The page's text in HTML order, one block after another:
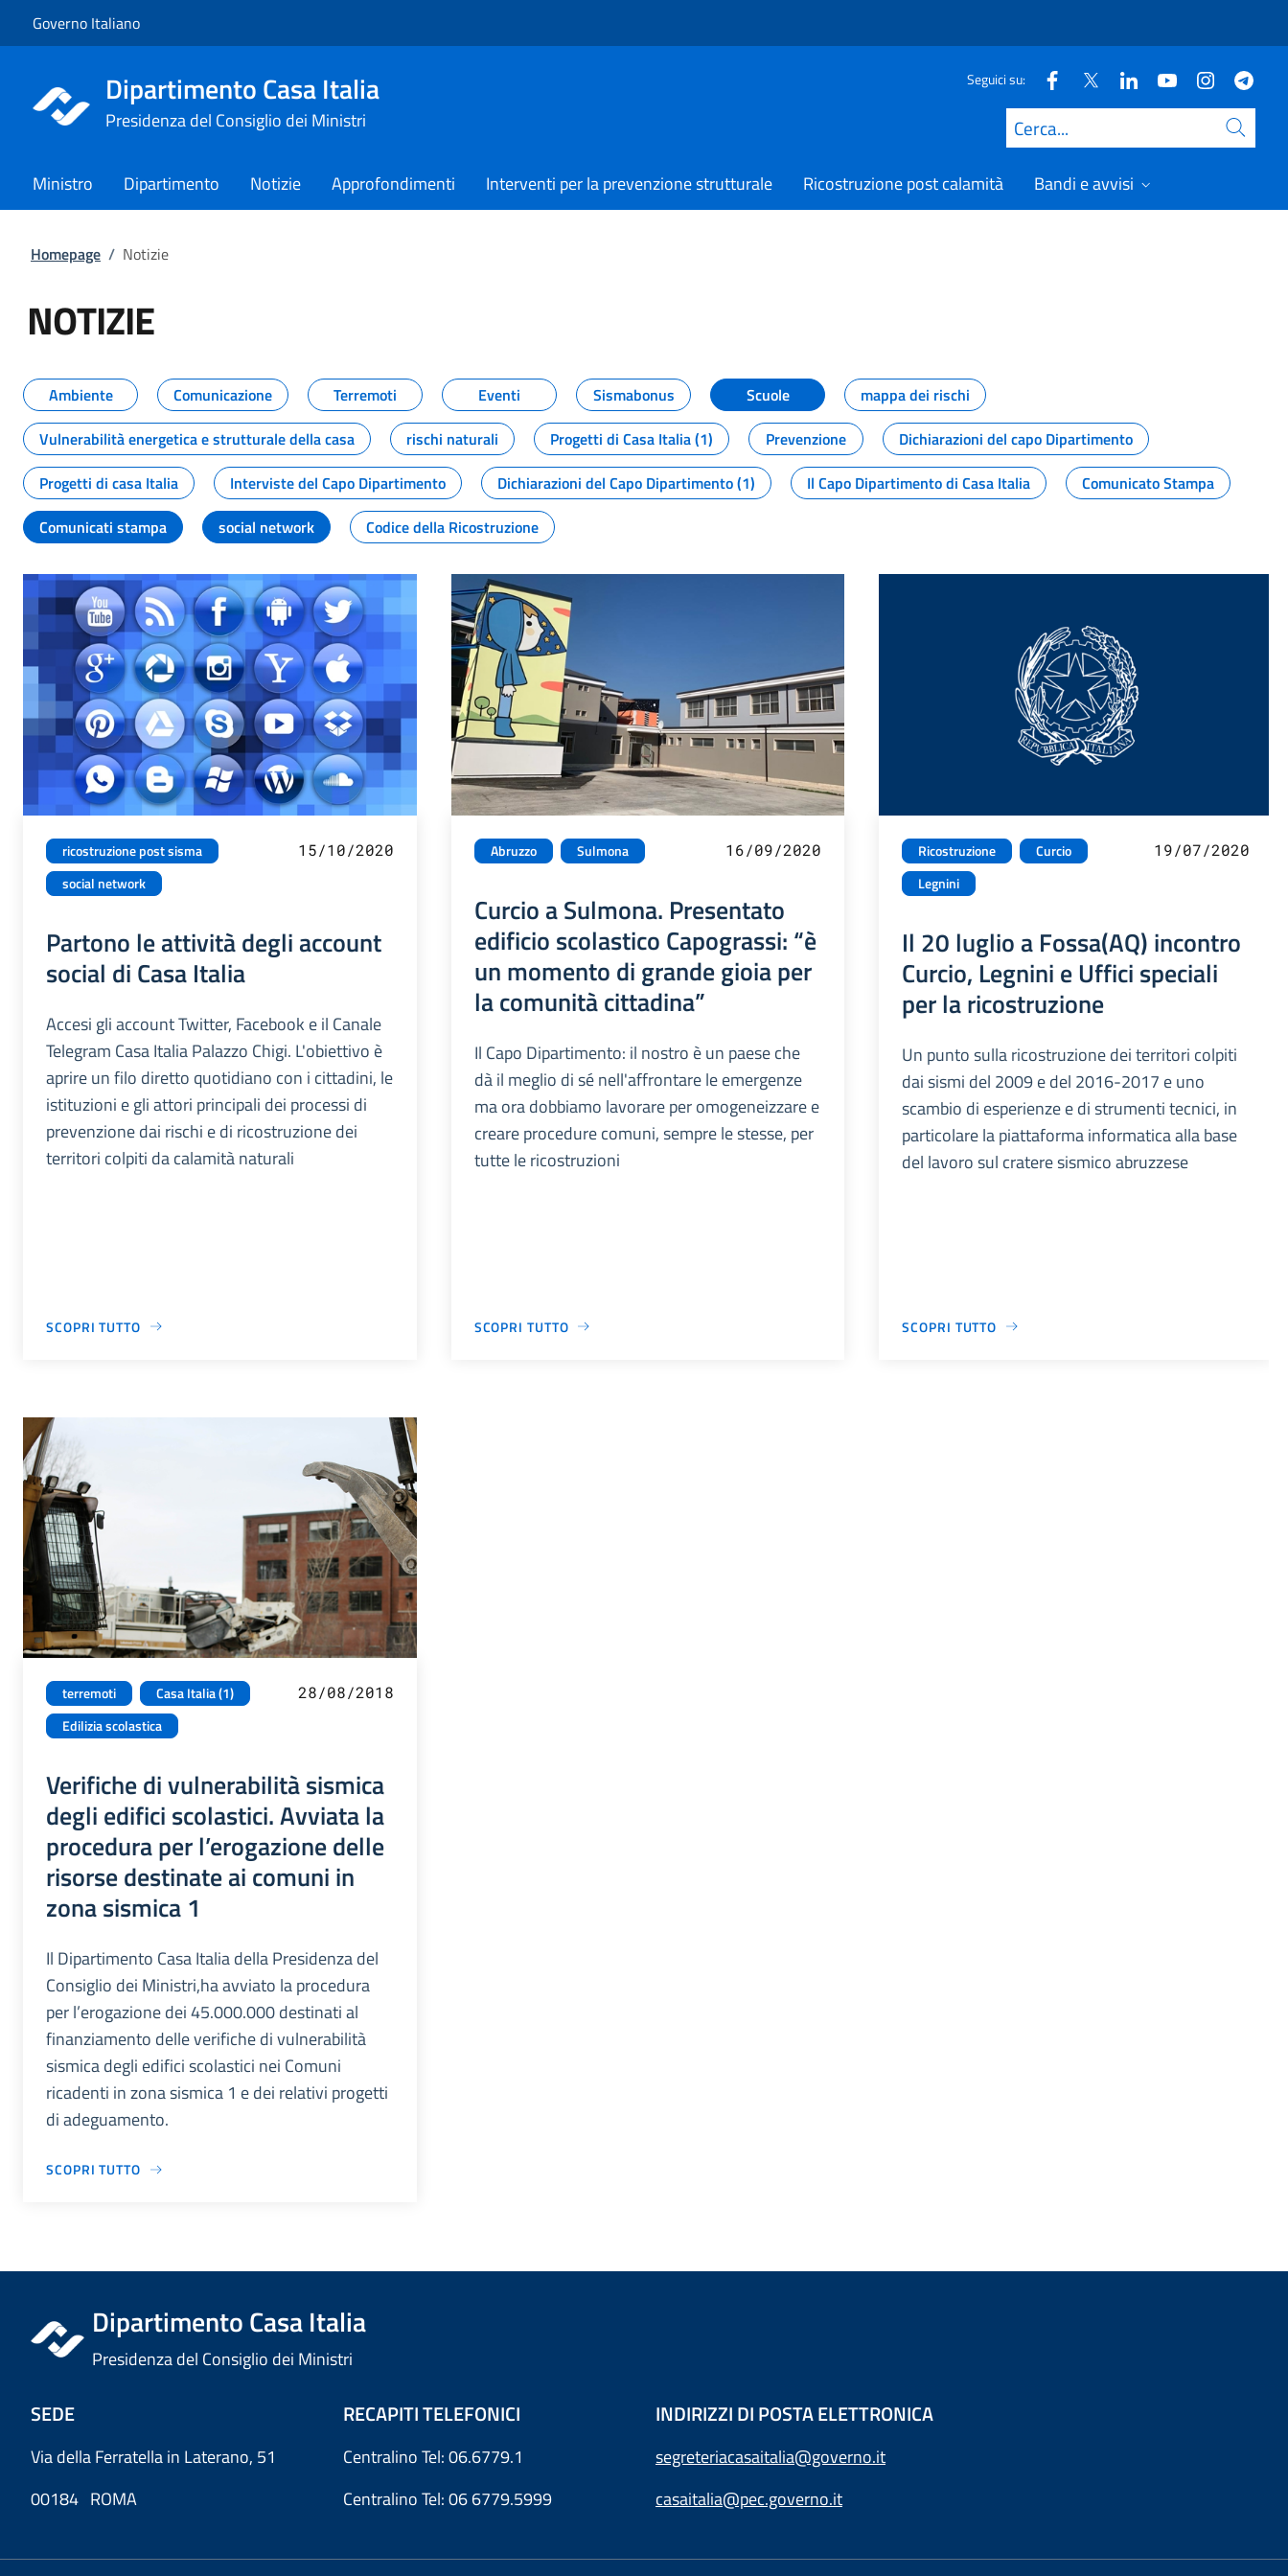
Governo Italiano
Dipartimento Casa Italia
Presidenza del Consiglio dei Ministri
Seguici su:
Cerca
Ministro Dipartimento Notizie Approfondimenti Interventi per la prevenzione strutturale Ricostruzione post calamità Bandi e avvisi
Homepage / Notizie
NOTIZIE
Tutti i contenuti della pagina NOTIZIE
Ambiente Comunicazione Terremoti Eventi Sismabonus Scuole
mappa dei rischi
Vulnerabilità energetica e strutturale della casa
rischi naturali Progetti di Casa Italia (1) Prevenzione
Dichiarazioni del capo Dipartimento
Progetti di casa Italia
Interviste del Capo Dipartimento Dichiarazioni del Capo Dipartimento (1) Il Capo Dipartimento di Casa Italia
Comunicato Stampa
Comunicati stampa
social network Codice della Ricostruzione
ricostruzione post sisma
social network
15/10/2020
Partono le attività degli account
social di Casa Italia
Accesi gli account Twitter, Facebook e il Canale
Telegram Casa Italia Palazzo Chigi. L'obiettivo è
aprire un filo diretto quotidiano con i cittadini, le
istituzioni e gli attori principali dei processi di
prevenzione dai rischi e di ricostruzione dei
territori colpiti da calamità naturali
SCOPRI TUTTO
Abruzzo Sulmona 16/09/2020
Curcio a Sulmona. Presentato
edificio scolastico Capograssi: “è
un momento di grande gioia per
la comunità cittadina”
Il Capo Dipartimento: il nostro è un paese che
dà il meglio di sé nell'affrontare le emergenze
ma ora dobbiamo lavorare per omogeneizzare e
creare procedure comuni, sempre le stesse, per
tutte le ricostruzioni
SCOPRI TUTTO
Ricostruzione
Curcio
Legnini
19/07/2020
Il 20 luglio a Fossa(AQ) incontro
Curcio, Legnini e Uffici speciali
per la ricostruzione
Un punto sulla ricostruzione dei territori colpiti
dai sismi del 2009 e del 2016-2017 e uno
scambio di esperienze e di strumenti tecnici, in
particolare la piattaforma informatica alla base
del lavoro sul cratere sismico abruzzese
SCOPRI TUTTO
terremoti
Casa Italia (1)
Edilizia scolastica
28/08/2018
Verifiche di vulnerabilità sismica
degli edifici scolastici. Avviata la
procedura per l’erogazione delle
risorse destinate ai comuni in
zona sismica 1
Il Dipartimento Casa Italia della Presidenza del
Consiglio dei Ministri,ha avviato la procedura
per l’erogazione dei 45.000.000 destinati al
finanziamento delle verifiche di vulnerabilità
sismica degli edifici scolastici nei Comuni
ricadenti in zona sismica 1 e dei relativi progetti
di adeguamento.
SCOPRI TUTTO
Dipartimento Casa Italia
Presidenza del Consiglio dei Ministri
SEDE
Via della Ferratella in Laterano, 51
00184 ROMA
RECAPITI TELEFONICI
Centralino Tel: 06.6779.1
Centralino Tel: 06 6779.5999
INDIRIZZI DI POSTA ELETTRONICA
segreteriacasaitalia@governo.it
casaitalia@pec.governo.it